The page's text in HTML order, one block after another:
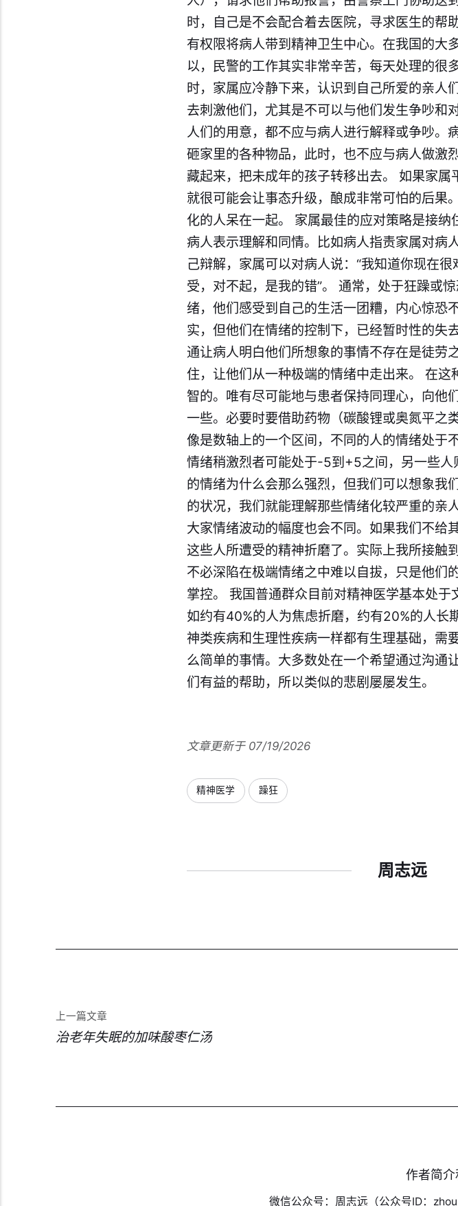
时，自己是不会配合着去医院，寻求医生的帮
有权限将病人带到精神卫生中心。在我国的大
以，民警的工作其实非常辛苦，每天处理的很
时，家属应冷静下来，认识到自己所爱的亲人
去刺激他们，尤其是不可以与他们发生争吵和
人们的用意，都不应与病人进行解释或争吵。
砸家里的各种物品，此时，也不应与病人做激
藏起来，把未成年的孩子转移出去。 如果家
就很可能会让事态升级，酿成非常可怕的后果
化的人呆在一起。 家属最佳的应对策略是接
病人表示理解和同情。比如病人指责家属对病
己辩解，家属可以对病人说：“我知道你现在
受，对不起，是我的错”。 通常，处于狂躁或
绪，他们感受到自己的生活一团糟，内心惊
实，但他们在情绪的控制下，已经暂时性的失
通让病人明白他们所想象的事情不存在是徒劳
住，让他们从一种极端的情绪中走出来。 在
智的。唯有尽可能地与患者保持同理心，向他
一些。必要时要借助药物（碳酸锂或奥氮平之
像是数轴上的一个区间，不同的人的情绪处于
情绪稍激烈者可能处于-5到+5之间，另一些
的情绪为什么会那么强烈，但我们可以想象我
的状况，我们就能理解那些情绪化较严重的亲
大家情绪波动的幅度也会不同。如果我们不给
这些人所遭受的精神折磨了。实际上我所接触
不必深陷在极端情绪之中难以自拔，只是他们
掌控。 我国普通群众目前对精神医学基本处
如约有40%的人为焦虑折磨，约有20%的人长
神类疾病和生理性疾病一样都有生理基础，需
么简单的事情。大多数处在一个希望通过沟通
们有益的帮助，所以类似的悲剧屡屡发生。
文章更新于 07/19/2026
精神医学 躁狂
周志远
上一篇文章
治老年失眠的加味酸枣仁汤
作者简
微信公众号：周志远（公众号ID：